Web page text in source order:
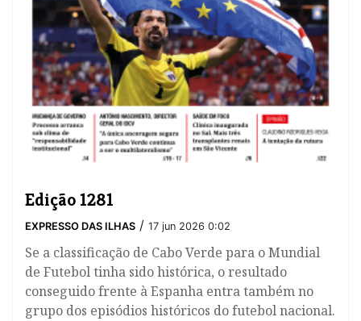
Edição 1281
EXPRESSO DAS ILHAS / 17 jun 2026 0:02
Se a classificação de Cabo Verde para o Mundial
de Futebol tinha sido histórica, o resultado
conseguido frente à Espanha entra também no
grupo dos episódios históricos do futebol nacional.